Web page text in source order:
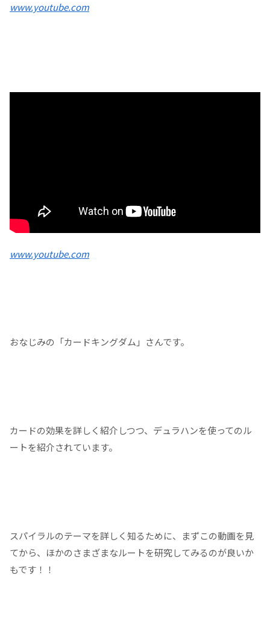
www.youtube.com
www.youtube.com
おなじみの「カードキングダム」さんです。
カードの効果を詳しく紹介しつつ、デュラハンを使ってのル
ートを紹介されています。
スパイラルのテーマを詳しく知るために、まずこの動画を見
てから、ほかのさまざまなルートを研究してみるのが良いか
もです！！